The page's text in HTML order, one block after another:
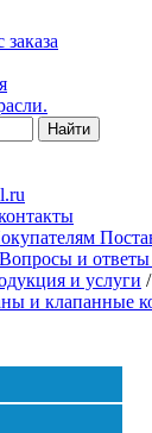
заказа
Вопросы и ответы
и услуги /
и клапанные